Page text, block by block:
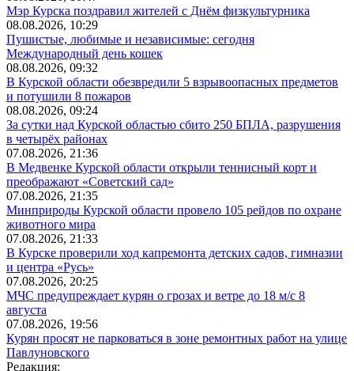
Мэр Курска поздравил жителей с Днём физкультурника
08.08.2026, 10:29
Пушистые, любимые и независимые: сегодня
Международный день кошек
08.08.2026, 09:32
В Курской области обезвредили 5 взрывоопасных предметов
и потушили 8 пожаров
08.08.2026, 09:24
За сутки над Курской областью сбито 250 БПЛА, разрушения
в четырёх районах
07.08.2026, 21:36
В Медвенке Курской области открыли теннисный корт и
преображают «Советский сад»
07.08.2026, 21:35
Минприроды Курской области провело 105 рейдов по охране
животного мира
07.08.2026, 21:33
В Курске проверили ход капремонта детских садов, гимназии
и центра «Русь»
07.08.2026, 20:25
МЧС предупреждает курян о грозах и ветре до 18 м/с 8
августа
07.08.2026, 19:56
Курян просят не парковаться в зоне ремонтных работ на улице
Павлуновского
Редакция: